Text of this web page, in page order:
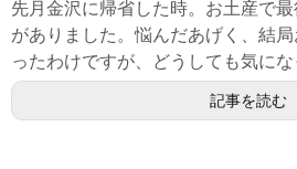
先月金沢に帰省した時。お土産で
がありました。悩んだあげく、結
ったわけですが、どうしても気にな
記事を読む